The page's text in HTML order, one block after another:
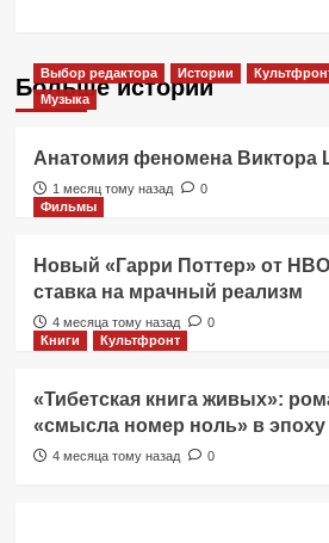
Больше историй
Выбор редактора Истории
Музыка
Анатомия феномена Виктора
1 месяц тому назад
0
Фильмы
Новый «Гарри Поттер» от
ставка на мрачный реализм
4 месяца тому назад
0
Книги
Культфронт
«Тибетская книга живых»:
«смысла номер ноль» в эпоху
4 месяца тому назад 0